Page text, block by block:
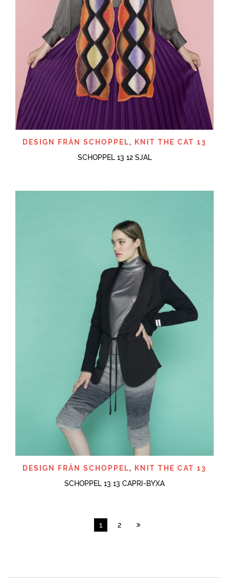
DESIGN FRÅN SCHOPPEL, KNIT THE CAT 13
SCHOPPEL 13 12 SJAL
DESIGN FRÅN SCHOPPEL,
KNIT THE CAT 13
SCHOPPEL 13 13 CAPRI-BYXA
1 2